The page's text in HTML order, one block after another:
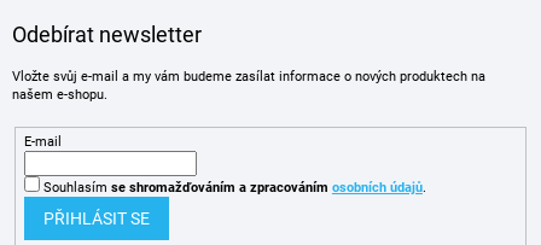
Odebírat newsletter
Vložte svůj e-mail a my vám budeme zasílat informace o nových produktech na
našem e-shopu.
E-mail
Souhlasím se shromažďováním a zpracováním osobních údajů.
PŘIHLÁSIT SE